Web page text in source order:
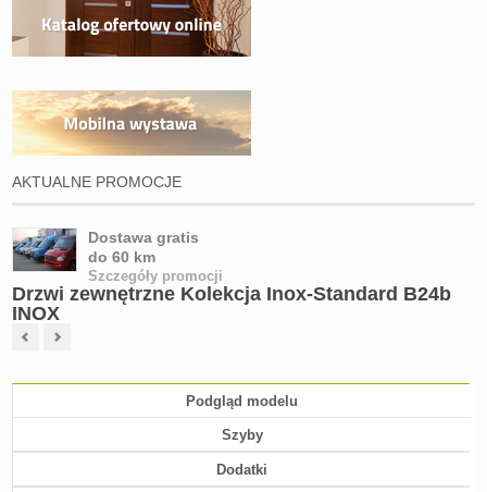
AKTUALNE PROMOCJE
Dostawa gratis
do 60 km
Szczegóły promocji
Drzwi zewnętrzne Kolekcja Inox-Standard B24b
INOX
Podgląd modelu
Szyby
Dodatki